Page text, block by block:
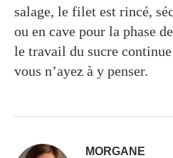
salage, le filet est rincé,
ou en cave pour la phase
le travail du sucre continue
vous n’ayez à y penser.
MORGANE